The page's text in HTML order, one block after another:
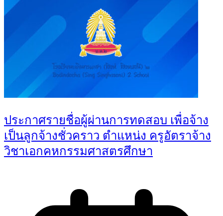
ประกาศรายชื่อผู้ผ่านการทดสอบ เพื่อจ้าง
เป็นลูกจ้างชั่วคราว ตำแหน่ง ครูอัตราจ้าง
วิชาเอกคหกรรมศาสตรศึกษา